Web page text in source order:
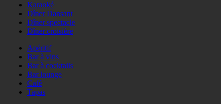
Karaoké
Dîner Dansant
Dîner spectacle
Dîner croisière
Apéritif
Bar à vins
Bar à cocktails
Bar lounge
Café
Tapas